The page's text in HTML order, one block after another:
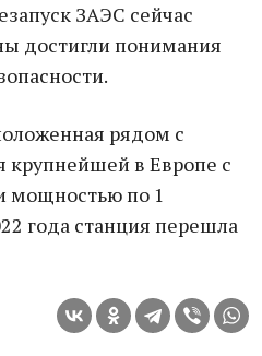
ЗАЭС сейчас
достигли понимания
рядом с
крупнейшей в Европе с
мощностью по 1
года станция перешла